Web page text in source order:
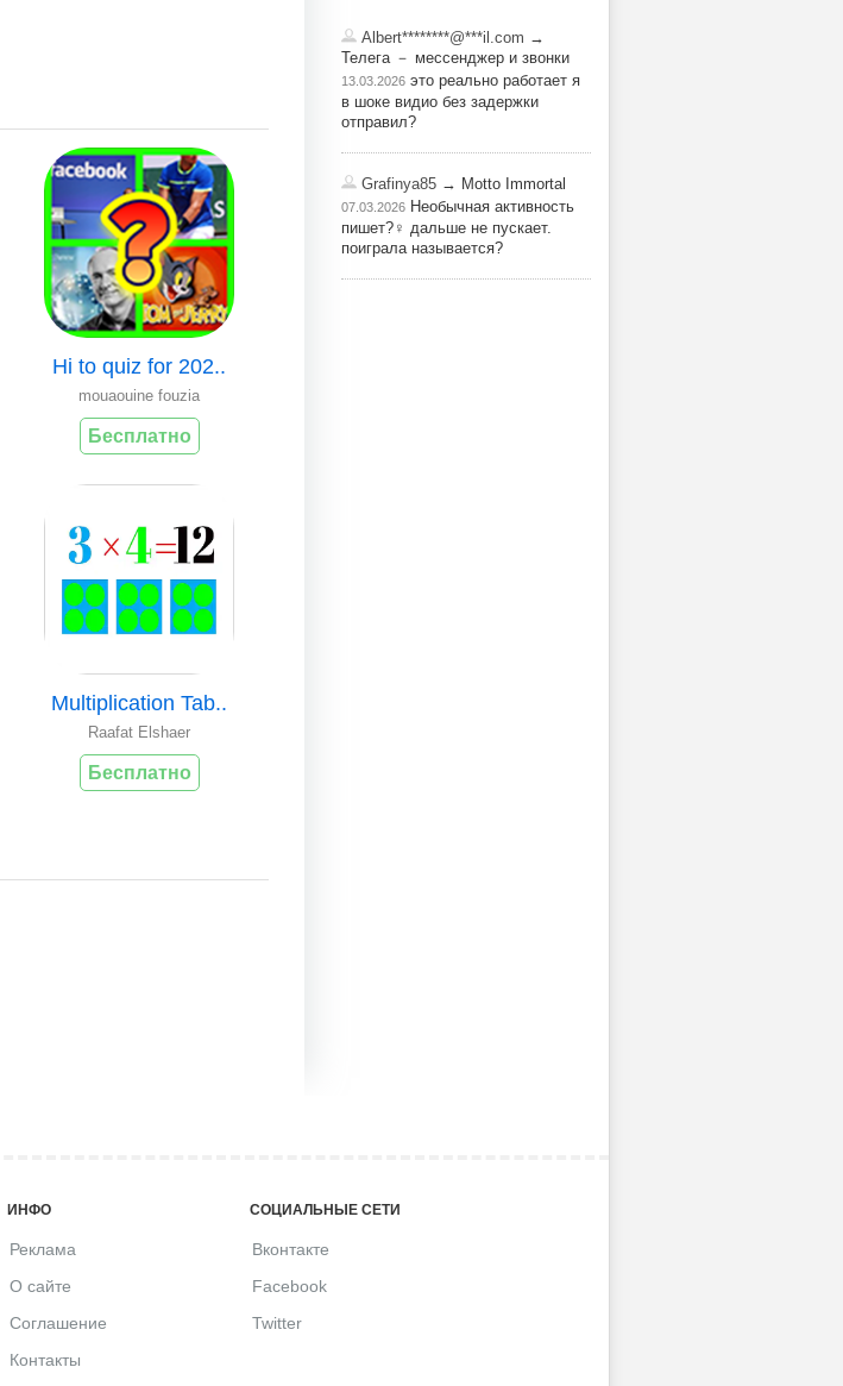
Hi to quiz for 202..
mouaouine fouzia
Бесплатно
Multiplication Tab..
Raafat Elshaer
Бесплатно
Albert********@***il.com →
Телега － мессенджер и звонки
13.03.2026 это реально работает я
в шоке видио без задержки
отправил?
Grafinya85 → Motto Immortal
07.03.2026 Необычная активность
пишет?‍♀️ дальше не пускает.
поиграла называется?
ИНФО
Реклама
О сайте
Соглашение
Контакты
СОЦИАЛЬНЫЕ СЕТИ
Вконтакте
Facebook
Twitter